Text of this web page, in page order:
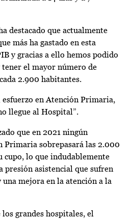
destacado que actualmente
más ha gastado en esta
y gracias a ello hemos podido
el mayor número de
2.900 habitantes.
en Atención Primaria,
llegue al Hospital”.
que en 2021 ningún
Primaria sobrepasará las 2.000
cupo, lo que indudablemente
presión asistencial que sufren
mejora en la atención a la
los grandes hospitales, el